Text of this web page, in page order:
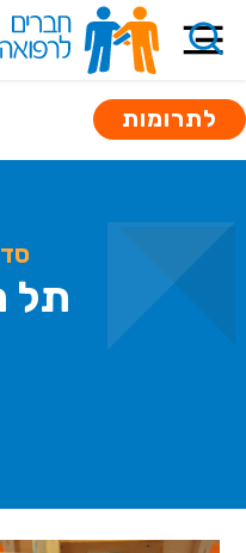
לתרומות
תל